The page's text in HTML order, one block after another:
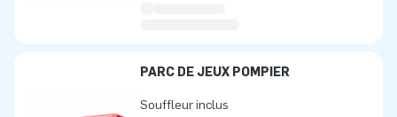
PARC DE JEUX POMPIER
Souffleur inclus